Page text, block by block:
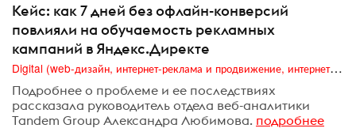
Кейс: как 7 дней без офлайн-конверсий
повлияли на обучаемость рекламных
кампаний в Яндекс.Директе
Digital (web-дизайн, интернет-реклама и продвижение, интернет-сообщества и блоги, интернет-коммуникации, мобильный маркетинг, реклама на цифровых экранах)
Подробнее о проблеме и ее последствиях
рассказала руководитель отдела веб-аналитики
Tandem Group Александра Любимова. подробнее